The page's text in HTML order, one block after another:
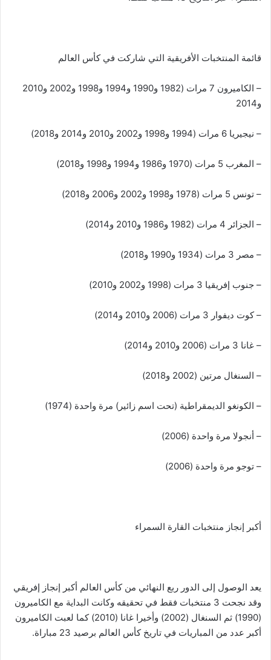
قائمة المنتخبات الأفريقية التي شاركت في كأس العالم
– الكاميرون 7 مرات (1982 و1990 و1994 و1998 و2002 و2010
و2014
– نيجيريا 6 مرات (1994 و1998 و2002 و2010 و2014 و2018)
– المغرب 5 مرات (1970 و1986 و1994 و1998 و2018)
– تونس 5 مرات (1978 و1998 و2002 و2006 و2018)
– الجزائر 4 مرات (1982 و1986 و2010 و2014)
– مصر 3 مرات (1934 و1990 و2018)
– جنوب إفريقيا 3 مرات (1998 و2002 و2010)
– كوت ديفوار 3 مرات (2006 و2010 و2014)
– غانا 3 مرات (2006 و2010 و2014)
– السنغال مرتين (2002 و2018)
– الكونغو الديمقراطية (تحت اسم زائير) مرة واحدة (1974)
– أنجولا مرة واحدة (2006)
– توجو مرة واحدة (2006)
أكبر إنجاز منتخبات القارة السمراء
يعد الوصول إلى الدور ربع النهائي من كأس العالم أكبر إنجاز إفريقي
وقد نجحت 3 منتخبات فقط في تحقيقه وكانت البداية مع الكاميرون
(1990) ثم السنغال (2002) وأخيرا غانا (2010) كما لعبت الكاميرون
أكبر عدد من المباريات في تاريخ كأس العالم برصيد 23 مباراة.